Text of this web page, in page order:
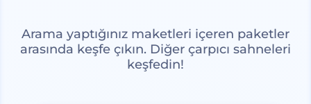
Arama yaptığınız maketleri içeren paketler
arasında keşfe çıkın. Diğer çarpıcı sahneleri
keşfedin!